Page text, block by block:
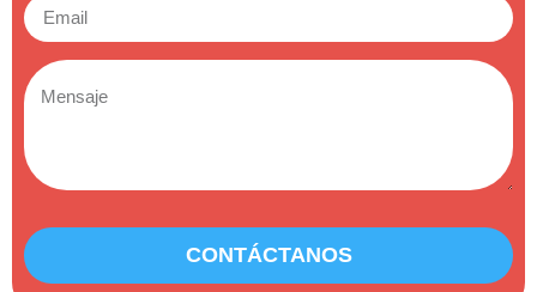
CONTÁCTANOS